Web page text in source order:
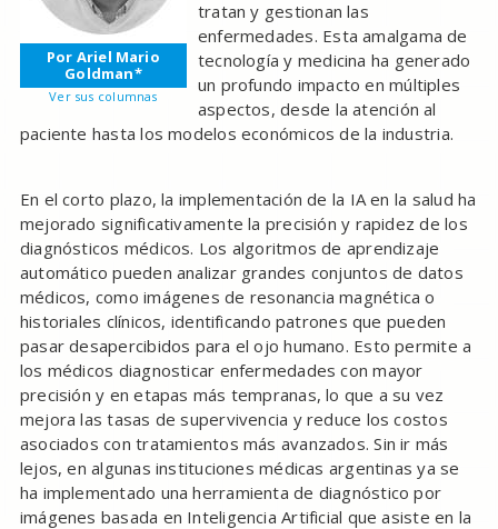
Por Ariel Mario
Goldman*
Ver sus columnas
tratan y gestionan las
enfermedades. Esta amalgama de
tecnología y medicina ha generado
un profundo impacto en múltiples
aspectos, desde la atención al
paciente hasta los modelos económicos de la industria.
En el corto plazo, la implementación de la IA en la salud ha
mejorado significativamente la precisión y rapidez de los
diagnósticos médicos. Los algoritmos de aprendizaje
automático pueden analizar grandes conjuntos de datos
médicos, como imágenes de resonancia magnética o
historiales clínicos, identificando patrones que pueden
pasar desapercibidos para el ojo humano. Esto permite a
los médicos diagnosticar enfermedades con mayor
precisión y en etapas más tempranas, lo que a su vez
mejora las tasas de supervivencia y reduce los costos
asociados con tratamientos más avanzados. Sin ir más
lejos, en algunas instituciones médicas argentinas ya se
ha implementado una herramienta de diagnóstico por
imágenes basada en Inteligencia Artificial que asiste en la